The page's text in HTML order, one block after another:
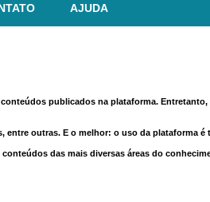
AJUDA
publicados na plataforma.
entre outras. E o melhor: o uso da plataforma
das mais diversas áreas do